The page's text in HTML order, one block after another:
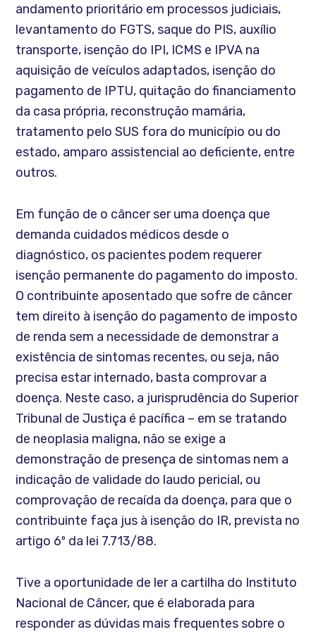
andamento prioritário em processos judiciais,
levantamento do FGTS, saque do PIS, auxílio
transporte, isenção do IPI, ICMS e IPVA na
aquisição de veículos adaptados, isenção do
pagamento de IPTU, quitação do financiamento
da casa própria, reconstrução mamária,
tratamento pelo SUS fora do município ou do
estado, amparo assistencial ao deficiente, entre
outros.
Em função de o câncer ser uma doença que
demanda cuidados médicos desde o
diagnóstico, os pacientes podem requerer
isenção permanente do pagamento do imposto.
O contribuinte aposentado que sofre de câncer
tem direito à isenção do pagamento de imposto
de renda sem a necessidade de demonstrar a
existência de sintomas recentes, ou seja, não
precisa estar internado, basta comprovar a
doença. Neste caso, a jurisprudência do Superior
Tribunal de Justiça é pacífica – em se tratando
de neoplasia maligna, não se exige a
demonstração de presença de sintomas nem a
indicação de validade do laudo pericial, ou
comprovação de recaída da doença, para que o
contribuinte faça jus à isenção do IR, prevista no
artigo 6º da lei 7.713/88.
Tive a oportunidade de ler a cartilha do Instituto
Nacional de Câncer, que é elaborada para
responder as dúvidas mais frequentes sobre o